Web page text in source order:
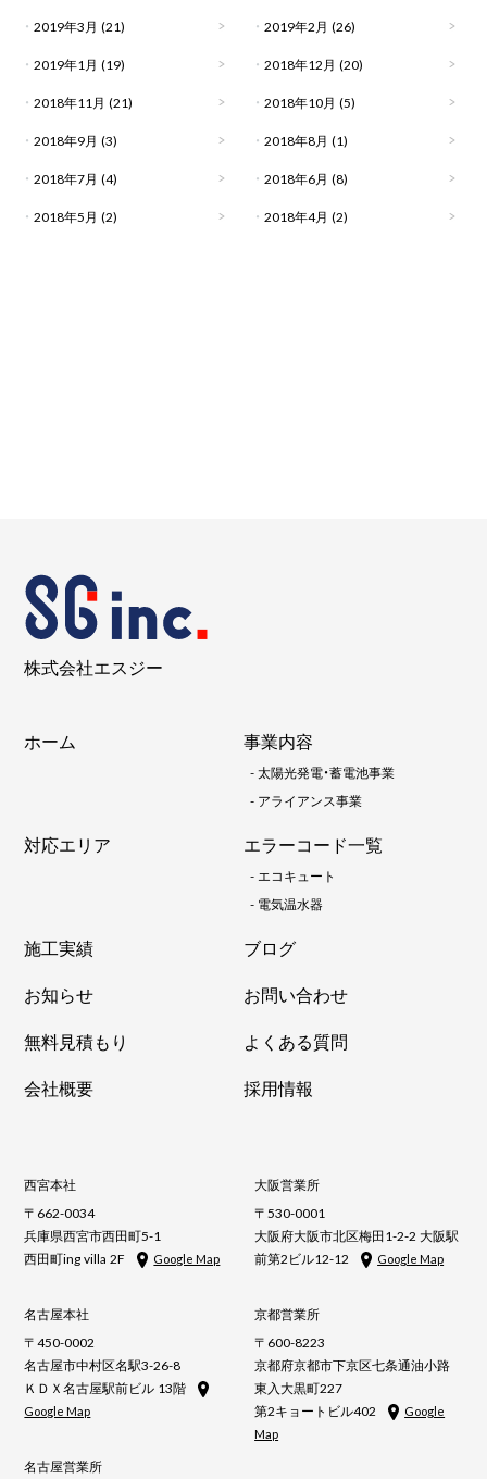
2019年3月 (21) 2019年2月 (26)
2019年1月 (19) 2018年12月 (20)
2018年11月 (21) 2018年10月 (5)
2018年9月 (3) 2018年8月 (1)
2018年7月 (4) 2018年6月 (8)
2018年5月 (2) 2018年4月 (2)
株式会社エスジー
ホーム 事業内容
-太陽光発電・蓄電池事業
- アライアンス事業
対応エリア エラーコード一覧
-エコキュート
- 電気温水器
施工実績
ブログ
お知らせ
お問い合わせ
無料見積もり
よくある質問
会社概要
採用情報
西宮本社
〒662-0034
兵庫県西宮市西田町5-1
西田町ing villa 2F
Google Map
名古屋本社
〒450-0002
名古屋市中村区名駅3-26-8
ＫＤＸ名古屋駅前ビル 13階
Google Map
名古屋営業所
大阪営業所
〒530-0001
大阪府大阪市北区梅田1-2-2 大阪駅
前第2ビル12-12
Google Map
京都営業所
〒600-8223
京都府京都市下京区七条通油小路
東入大黒町227
第2キョートビル402
Google
Map